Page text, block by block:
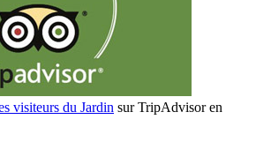
visiteurs du Jardin sur TripAdvisor en